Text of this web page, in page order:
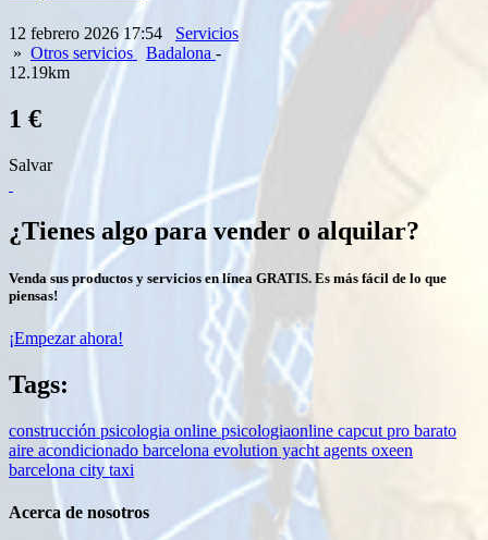
12 febrero 2026 17:54
Servicios
» Otros servicios Badalona -
12.19km
1 €
Salvar
¿Tienes algo para vender o alquilar?
Venda sus productos y servicios en línea GRATIS. Es más fácil de lo que
piensas!
¡Empezar ahora!
Tags:
construcción psicologia onlinepsicologiaonline capcut pro barato
aire acondicionado barcelona evolution yacht agents oxeen
barcelona city taxi
Acerca de nosotros